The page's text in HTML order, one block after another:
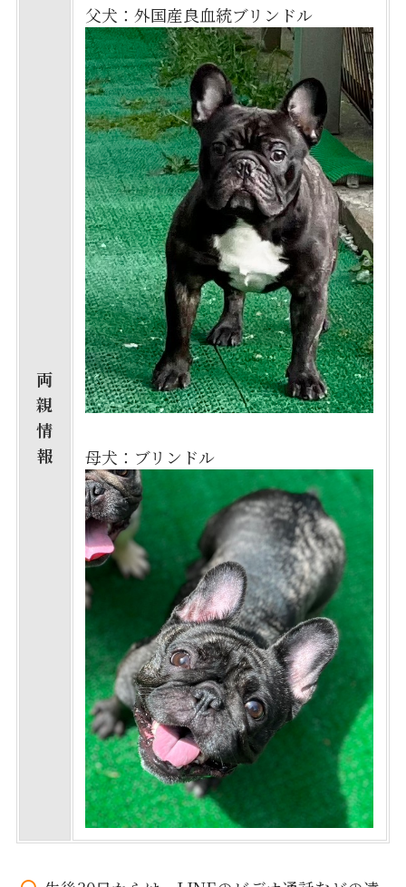
両
親
情
報
父犬：外国産良血統ブリンドル
母犬：ブリンドル